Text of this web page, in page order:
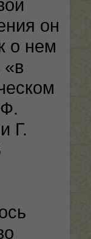
он
о нем
«в
Г.